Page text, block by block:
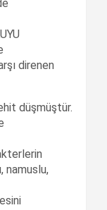
direnen
düşmüştür.
namuslu,